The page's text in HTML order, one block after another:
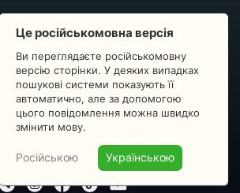
ОБРАТНАЯ СВЯЗЬ
вопрос Статистика изменений
О сервисе
Преподавателям
Новости
Пульс страны
Угода підписника
Це російськомовна версія
Ви переглядаєте російськомовну
версію сторінки. У деяких випадках
пошукові системи показують її
автоматично, але за допомогою
цього повідомлення можна швидко
змінити мову.
Російською Українською